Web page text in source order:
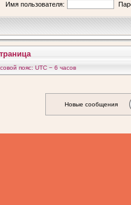
Имя пользователя:
пояс: UTC − 6 часов
Новые сообщения